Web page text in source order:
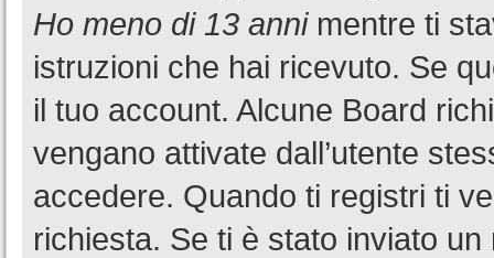
Ho meno di 13 annimentre ti
istruzioni che hai ricevuto. Se
il tuo account. Alcune Board
vengano attivate dall’utente
accedere. Quando ti registri ti
richiesta. Se ti è stato inviato